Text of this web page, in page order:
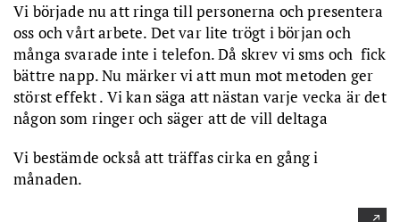
Vi började nu att ringa till personerna och presentera
oss och vårt arbete. Det var lite trögt i början och
många svarade inte i telefon. Då skrev vi sms och fick
bättre napp. Nu märker vi att mun mot metoden ger
störst effekt . Vi kan säga att nästan varje vecka är det
någon som ringer och säger att de vill deltaga
Vi bestämde också att träffas cirka en gång i
månaden.